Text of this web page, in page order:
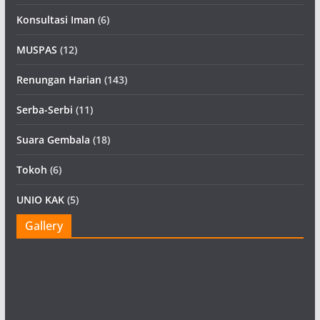
Konsultasi Iman (6)
MUSPAS (12)
Renungan Harian (143)
Serba-Serbi (11)
Suara Gembala (18)
Tokoh (6)
UNIO KAK(5)
Gallery